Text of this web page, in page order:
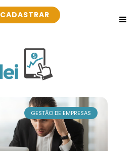
CADASTRAR
GESTÃO DE EMPRESAS